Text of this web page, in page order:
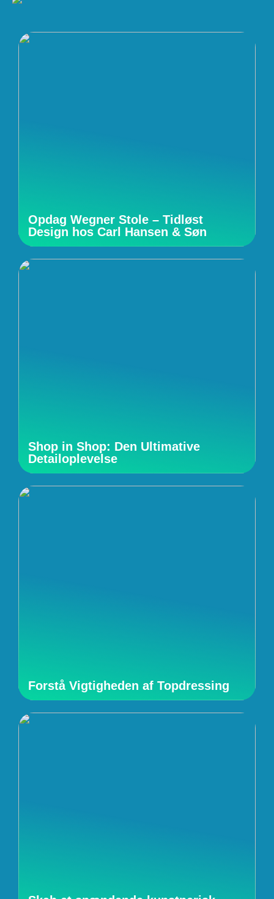
Opdag Wegner Stole – Tidløst
Design hos Carl Hansen & Søn
Shop in Shop: Den Ultimative
Detailoplevelse
Forstå Vigtigheden af Topdressing